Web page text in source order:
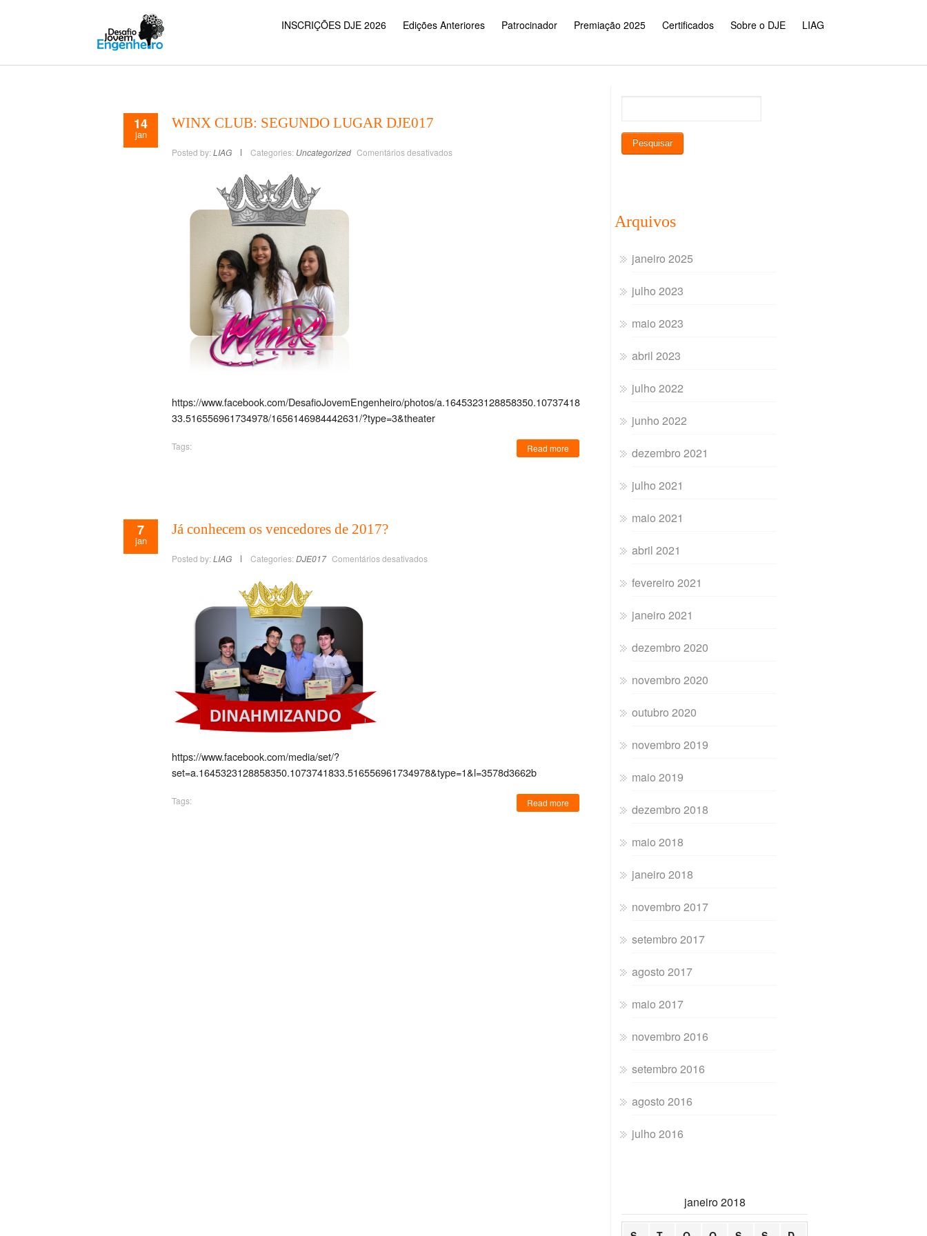
INSCRIÇÕES DJE 2026 Edições Anteriores Patrocinador Premiação 2025 Certificados Sobre o DJE LIAG
14
jan
WINX CLUB: SEGUNDO LUGAR DJE017
Posted by: LIAG Categories: Uncategorized Comentários desativados
https://www.facebook.com/DesafioJovemEngenheiro/photos/a.1645323128858350.10737418
33.516556961734978/1656146984442631/?type=3&theater
Read more
Tags:
7
jan
Já conhecem os vencedores de 2017?
Posted by: LIAG Categories: DJE017 Comentários desativados
https://www.facebook.com/media/set/?
set=a.1645323128858350.1073741833.516556961734978&type=1&l=3578d3662b
Read more
Tags:
Arquivos
janeiro 2025
julho 2023
maio 2023
abril 2023
julho 2022
junho 2022
dezembro 2021
julho 2021
maio 2021
abril 2021
fevereiro 2021
janeiro 2021
dezembro 2020
novembro 2020
outubro 2020
novembro 2019
maio 2019
dezembro 2018
maio 2018
janeiro 2018
novembro 2017
setembro 2017
agosto 2017
maio 2017
novembro 2016
setembro 2016
agosto 2016
julho 2016
janeiro 2018